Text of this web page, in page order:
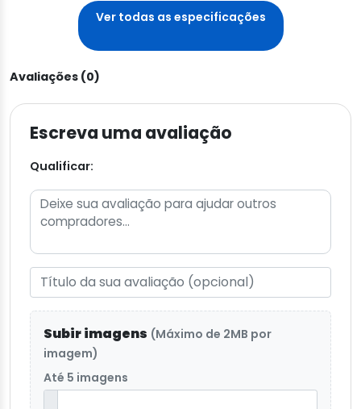
Ver todas as especificações
Avaliações (0)
Escreva uma avaliação
Qualificar:
Subir imagens (Máximo de 2MB por
imagem)
Até 5 imagens